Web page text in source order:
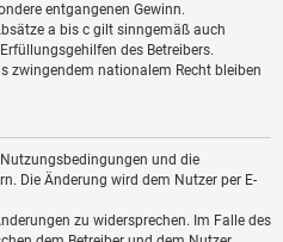
entgangenen Gewinn.
a bis c gilt sinngemäß auch
des Betreibers.
zwingendem nationalem Recht bleiben
und die
Die Änderung wird dem Nutzer per E-
zu widersprechen. Im Falle des